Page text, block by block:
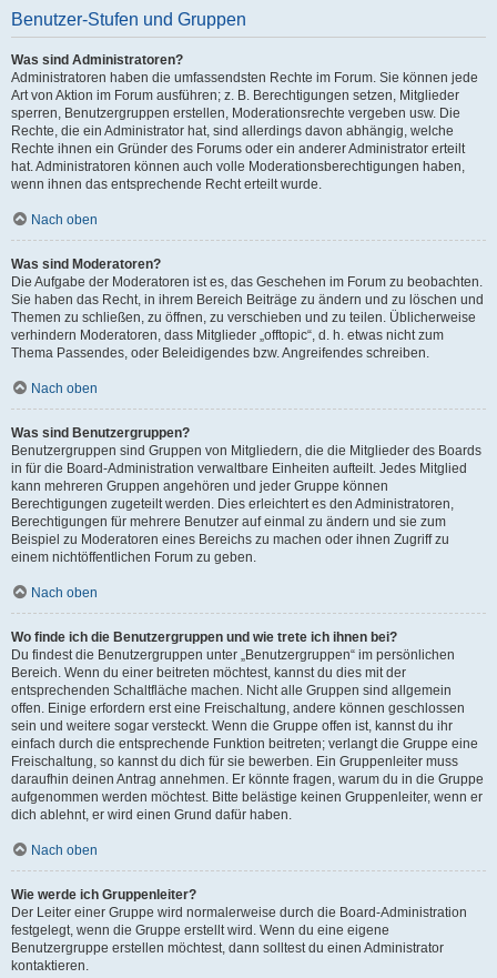
Benutzer-Stufen und Gruppen
Was sind Administratoren?
Administratoren haben die umfassendsten Rechte im Forum. Sie können jede
Art von Aktion im Forum ausführen; z. B. Berechtigungen setzen, Mitglieder
sperren, Benutzergruppen erstellen, Moderationsrechte vergeben usw. Die
Rechte, die ein Administrator hat, sind allerdings davon abhängig, welche
Rechte ihnen ein Gründer des Forums oder ein anderer Administrator erteilt
hat. Administratoren können auch volle Moderationsberechtigungen haben,
wenn ihnen das entsprechende Recht erteilt wurde.
Nach oben
Was sind Moderatoren?
Die Aufgabe der Moderatoren ist es, das Geschehen im Forum zu beobachten.
Sie haben das Recht, in ihrem Bereich Beiträge zu ändern und zu löschen und
Themen zu schließen, zu öffnen, zu verschieben und zu teilen. Üblicherweise
verhindern Moderatoren, dass Mitglieder „offtopic“, d. h. etwas nicht zum
Thema Passendes, oder Beleidigendes bzw. Angreifendes schreiben.
Nach oben
Was sind Benutzergruppen?
Benutzergruppen sind Gruppen von Mitgliedern, die die Mitglieder des Boards
in für die Board-Administration verwaltbare Einheiten aufteilt. Jedes Mitglied
kann mehreren Gruppen angehören und jeder Gruppe können
Berechtigungen zugeteilt werden. Dies erleichtert es den Administratoren,
Berechtigungen für mehrere Benutzer auf einmal zu ändern und sie zum
Beispiel zu Moderatoren eines Bereichs zu machen oder ihnen Zugriff zu
einem nichtöffentlichen Forum zu geben.
Nach oben
Wo finde ich die Benutzergruppen und wie trete ich ihnen bei?
Du findest die Benutzergruppen unter „Benutzergruppen“ im persönlichen
Bereich. Wenn du einer beitreten möchtest, kannst du dies mit der
entsprechenden Schaltfläche machen. Nicht alle Gruppen sind allgemein
offen. Einige erfordern erst eine Freischaltung, andere können geschlossen
sein und weitere sogar versteckt. Wenn die Gruppe offen ist, kannst du ihr
einfach durch die entsprechende Funktion beitreten; verlangt die Gruppe eine
Freischaltung, so kannst du dich für sie bewerben. Ein Gruppenleiter muss
daraufhin deinen Antrag annehmen. Er könnte fragen, warum du in die Gruppe
aufgenommen werden möchtest. Bitte belästige keinen Gruppenleiter, wenn er
dich ablehnt, er wird einen Grund dafür haben.
Nach oben
Wie werde ich Gruppenleiter?
Der Leiter einer Gruppe wird normalerweise durch die Board-Administration
festgelegt, wenn die Gruppe erstellt wird. Wenn du eine eigene
Benutzergruppe erstellen möchtest, dann solltest du einen Administrator
kontaktieren.